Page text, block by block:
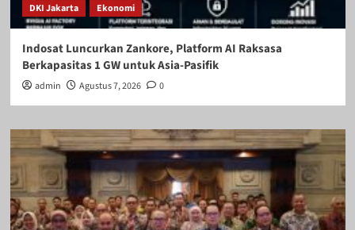
DKI Jakarta Ekonomi
Indosat Luncurkan Zankore, Platform AI Raksasa
Berkapasitas 1 GW untuk Asia-Pasifik
admin Agustus 7, 2026 0